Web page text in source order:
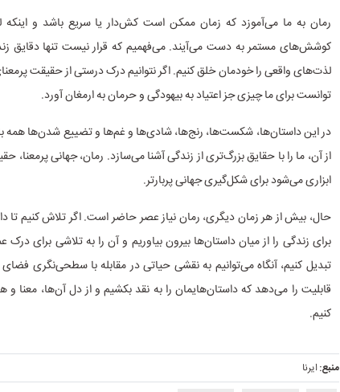
رمان به ما می‌آموزد که زمان ممکن است کش‌دار یا سریع باشد و
کوشش‌های مستمر به دست می‌آیند. می‌فهمیم که قرار نیست تنها دقایق
لذت‌های واقعی را خودمان خلق کنیم. اگر نتوانیم درک درستی از حقیقت
توانست برای ما چیزی جز اعتیاد به بیهودگی و حرمان به ارمغان آورد.
در این داستان‌ها، شکست‌ها، رنج‌ها، شادی‌ها و غم‌ها و تضییع شدن‌ها همه با
از آن، ما را با حقایق بزرگ‌تری از زندگی آشنا می‌سازد. رمان، جهانی پرمعنا،
ابزاری می‌شود برای شکل‌گیری جهانی پربارتر.
حال، بیش از هر زمان دیگری، رمان نیاز عصر حاضر است. اگر تلاش کنیم
برای زندگی را از میان داستان‌ها بیرون بیاوریم و آن را به تلاشی برای
تبدیل کنیم، آنگاه می‌توانیم به نقشی حیاتی در مقابله با سطحی‌نگری
قابلیت را می‌دهد که داستان‌هایمان را به نقد بکشیم و از دل آن‌ها، معنا
کنیم.
منبع:ایرنا